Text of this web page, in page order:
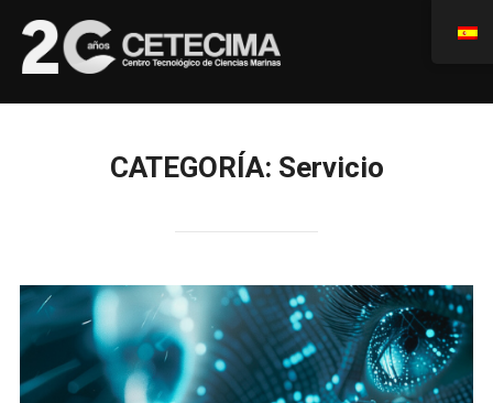
CATEGORÍA: Servicio